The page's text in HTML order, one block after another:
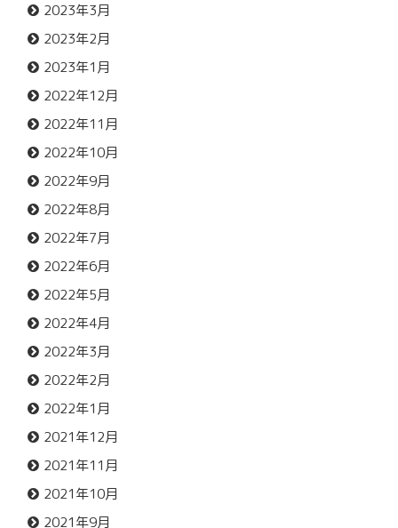
2023年3月
2023年2月
2023年1月
2022年12月
2022年11月
2022年10月
2022年9月
2022年8月
2022年7月
2022年6月
2022年5月
2022年4月
2022年3月
2022年2月
2022年1月
2021年12月
2021年11月
2021年10月
2021年9月